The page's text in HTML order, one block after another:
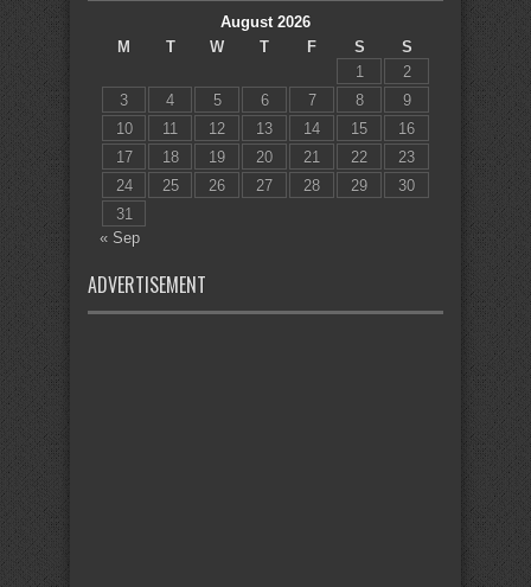
August 2026
M
T W T F S
S
1
2
3
4 5 6 7 8
9
10
11 12 13 14 15
16
17
18 19 20 21 22
23
24
25 26 27 28 29
30
31
« Sep
ADVERTISEMENT